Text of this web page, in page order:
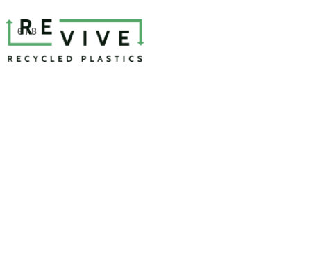
6 / 8